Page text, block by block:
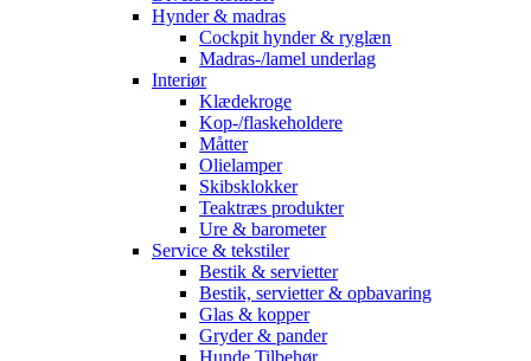
Hynder & madras
Cockpit hynder & ryglæn
Madras-/lamel underlag
Interiør
Klædekroge
Kop-/flaskeholdere
Måtter
Olielamper
Skibsklokker
Teaktræs produkter
Ure & barometer
Service & tekstiler
Bestik & servietter
Bestik, servietter & opbavaring
Glas & kopper
Gryder & pander